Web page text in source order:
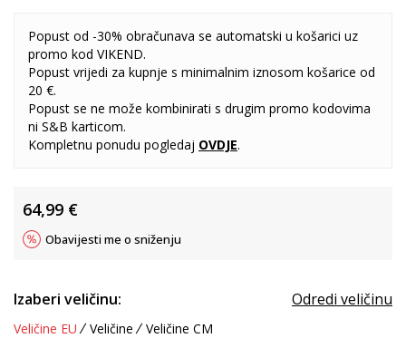
Popust od -30% obračunava se automatski u košarici uz
promo kod VIKEND.
Popust vrijedi za kupnje s minimalnim iznosom košarice od
20 €.
Popust se ne može kombinirati s drugim promo kodovima
ni S&B karticom.
Kompletnu ponudu pogledaj OVDJE.
64,99 €
Obavijesti me o sniženju
Izaberi veličinu: Odredi veličinu
Veličine EU Veličine Veličine CM